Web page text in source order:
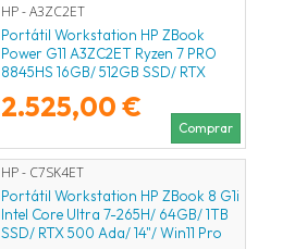
HP - A3ZC2ET
Portátil Workstation HP ZBook
Power G11 A3ZC2ET Ryzen 7 PRO
8845HS 16GB/ 512GB SSD/ RTX
2.525,00 €
Comprar
HP - C7SK4ET
Portátil Workstation HP ZBook 8 G1i
Intel Core Ultra 7-265H/ 64GB/ 1TB
SSD/ RTX 500 Ada/ 14"/ Win11 Pro